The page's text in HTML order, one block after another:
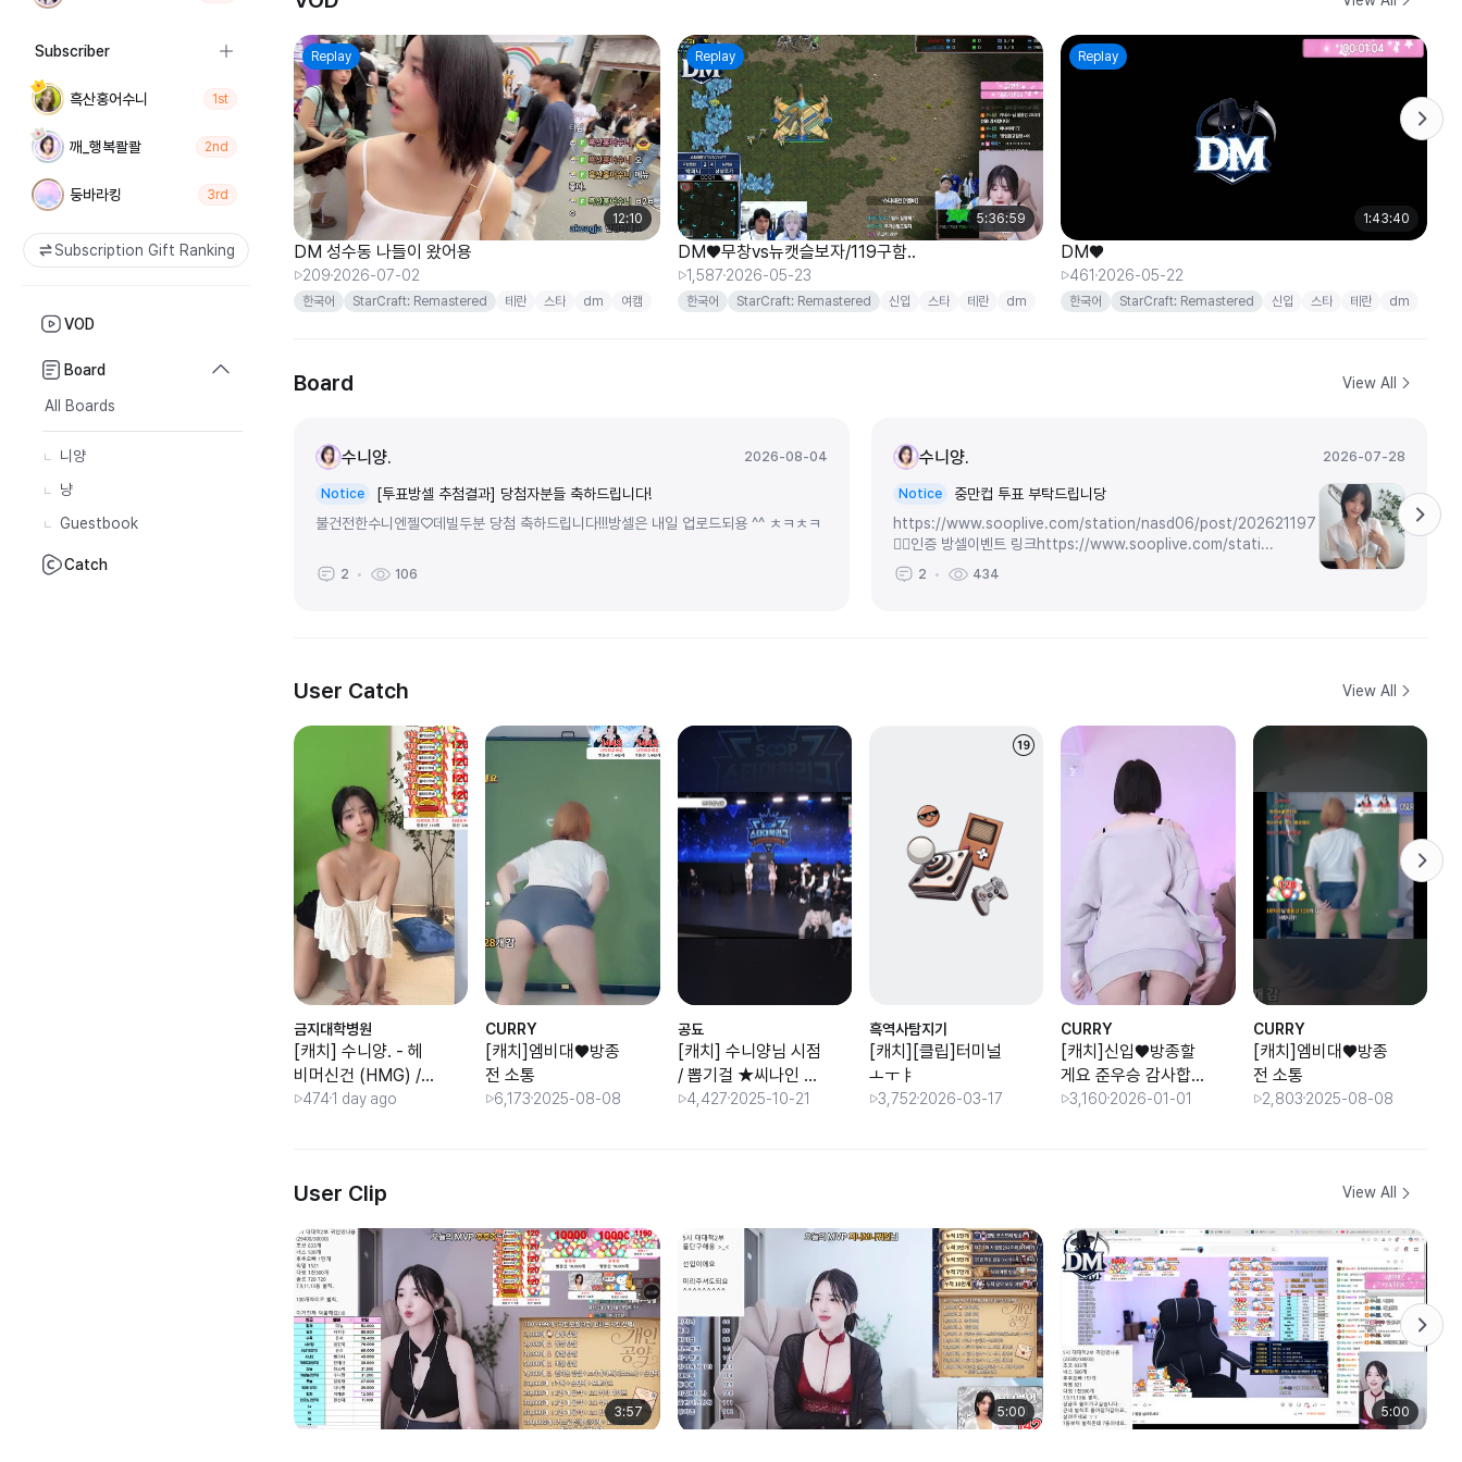
Subscriber
흑산홍어수니 1st
깨_행복콸콸 2nd
둥바라킹 3rd
Subscription Gift Ranking
VOD
Board
All Boards
니양
냥
Guestbook
Catch
Replay
12:10
DM 성수동 나들이 왔어용
209 2026-07-02
한국어 StarCraft: Remastered 테란 스타 dm
여캠
Replay
5:36:59
DM♥무창vs뉴캣슬보자/119구함..
1,5872026-05-23
한국어 StarCraft: Remastered 신입 스타 테란 dm
Replay
1:43:40
DM♥
4612026-05-22
한국어 StarCraft: Remastered 신입 스타 테란 dm
Board View All
수니양. 2026-08-04
Notice
[투표방셀 추첨결과] 당첨자분들 축하드립니다!
불건전한수니엔젤♡데빌두분 당첨 축하드립니다!!!방셀은 내일 업로드되용 ^^ ㅊㅋㅊㅋ
2 106
수니양. 2026-07-28
Notice
중만컵 투표 부탁드립니당
https://www.sooplive.com/station/nasd06/post/202621197
👆🏻인증 방셀이벤트 링크https://www.sooplive.com/stati...
2 434
User Catch View All
금지대학병원
[캐치] 수니양. - 헤
비머신건 (HMG) /
대회 전 마지막2부..
4741 day ago
CURRY
[캐치]엠비대♥방종
전 소통
6,1732025-08-08
공됴
[캐치] 수니양님 시점
/ 뽑기걸 ★씨나인 미
오탱★ [스타 대학대
4,4272025-10-21
흑역사탐지기
[캐치][클립]터미널
ㅗㅜㅑ
3,7522026-03-17
CURRY
[캐치]신입♥방종할
게요 준우승 감사합
니다
3,1602026-01-01
CURRY
[캐치]엠비대♥방종
전 소통
2,8032025-08-08
User Clip View All
3:57 5:00 5:00